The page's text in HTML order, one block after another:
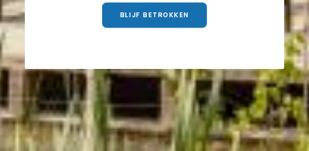
BLIJF BETROKKEN